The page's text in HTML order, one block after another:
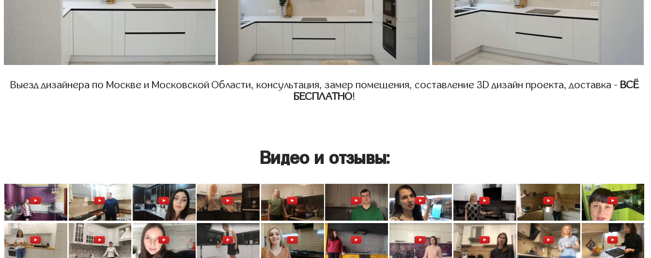
Выезд дизайнера по Москве и Московской Области, консультация, замер помещения, составление 3D дизайн проекта, доставка - ВСЁ
БЕСПЛАТНО!
Видео и отзывы: